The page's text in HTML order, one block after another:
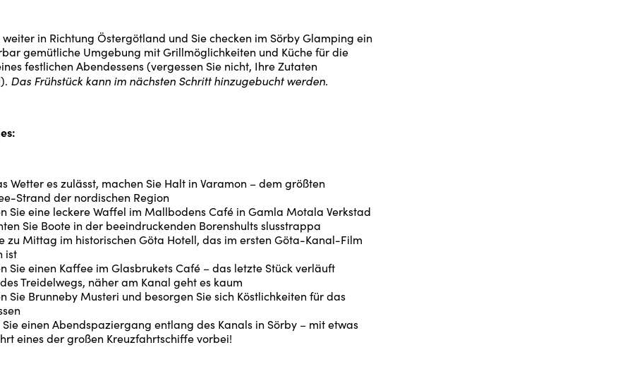
weiter in Richtung Östergötland und Sie checken im Sörby Glamping ein
gemütliche Umgebung mit Grillmöglichkeiten und Küche für die
festlichen Abendessens (vergessen Sie nicht, Ihre Zutaten
Das Frühstück kann im nächsten Schritt hinzugebucht werden.
Wetter es zulässt, machen Sie Halt in Varamon – dem größten
Strand der nordischen Region
Sie eine leckere Waffel im Mallbodens Café in Gamla Motala Verkstad
Sie Boote in der beeindruckenden Borenshults slusstrappa
zu Mittag im historischen Göta Hotell, das im ersten Göta-Kanal-Film
ist
Sie einen Kaffee im Glasbrukets Café – das letzte Stück verläuft
Treidelwegs, näher am Kanal geht es kaum
Sie Brunneby Musteri und besorgen Sie sich Köstlichkeiten für das
einen Abendspaziergang entlang des Kanals in Sörby – mit etwas
eines der großen Kreuzfahrtschiffe vorbei!